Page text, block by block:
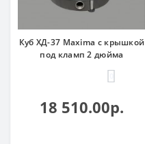
Куб ХД-37 Maxima с крышкой
под кламп 2 дюйма
18 510.00р.